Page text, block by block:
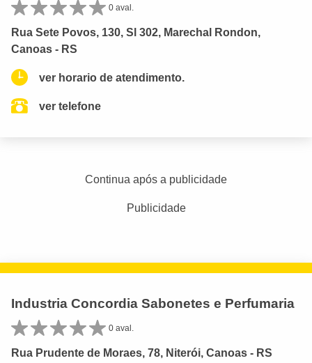
0 aval.
Rua Sete Povos, 130, Sl 302, Marechal Rondon,
Canoas - RS
ver horario de atendimento.
ver telefone
Continua após a publicidade
Publicidade
Industria Concordia Sabonetes e Perfumaria
0 aval.
Rua Prudente de Moraes, 78, Niterói, Canoas - RS